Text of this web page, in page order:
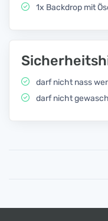
1x Backdrop mit
darf nicht nass
darf nicht